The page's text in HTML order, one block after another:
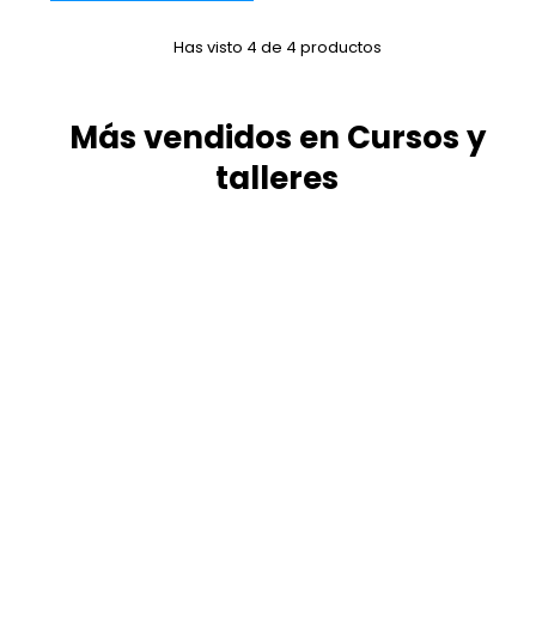
Has visto 4 de 4 productos
Más vendidos en Cursos y
talleres